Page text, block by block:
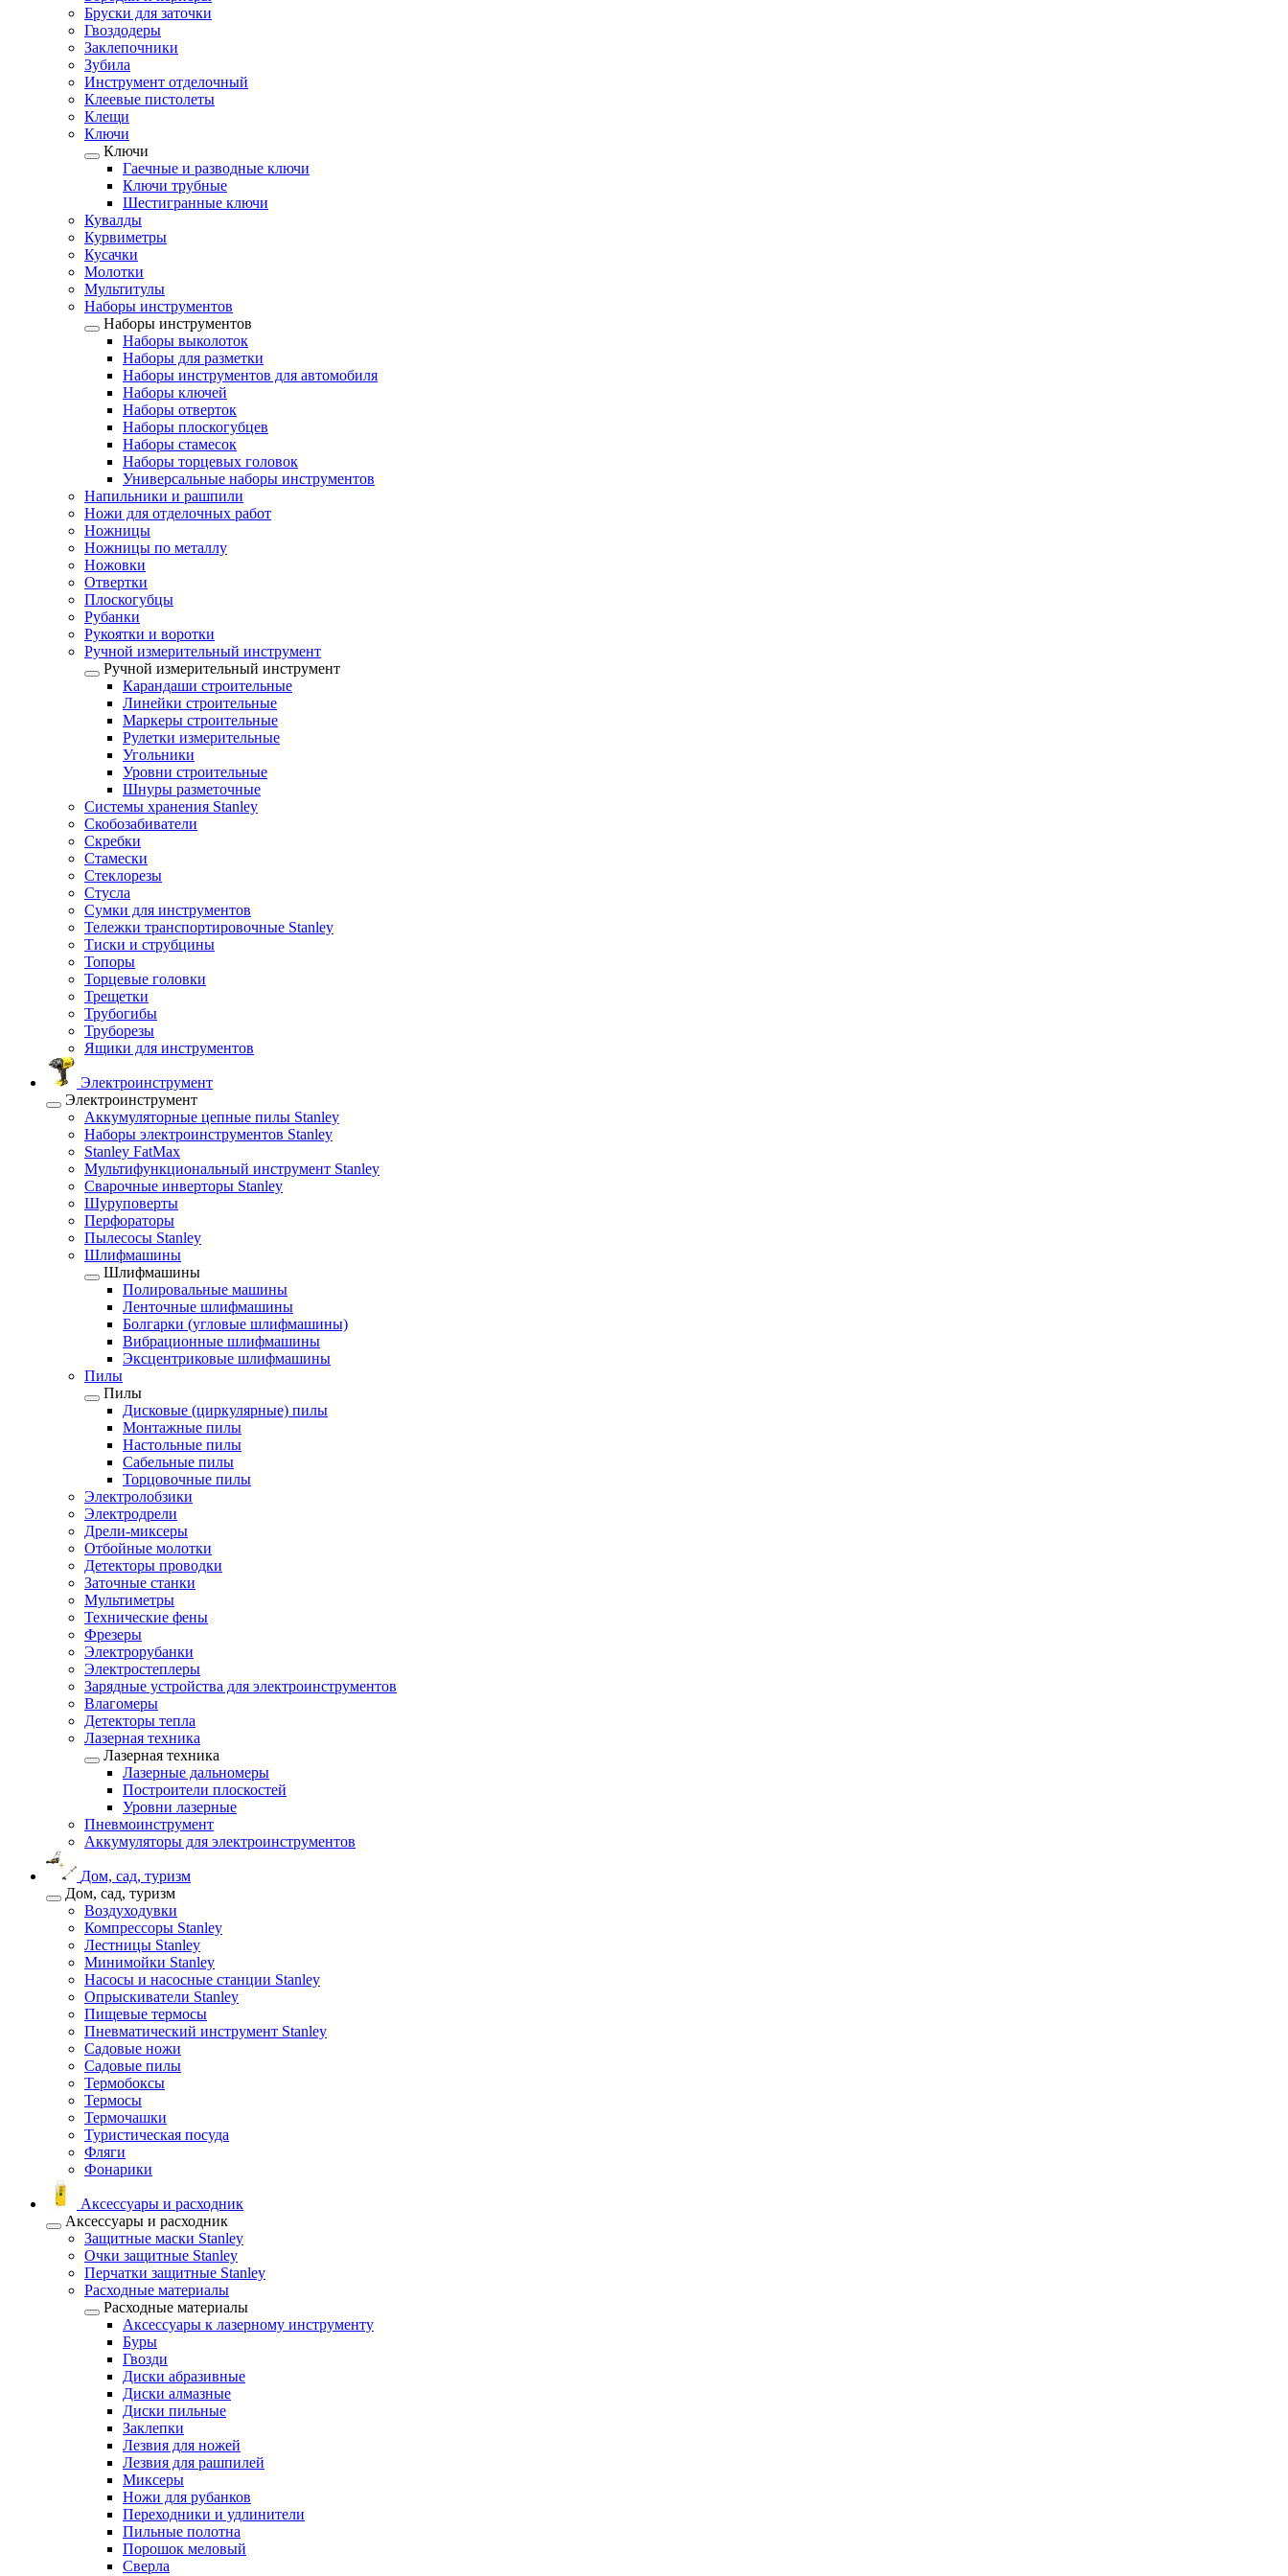
Бруски для заточки
Гвоздодеры
Заклепочники
Зубила
Инструмент отделочный
Клеевые пистолеты
Клещи
Ключи
Ключи
Гаечные и разводные ключи
Ключи трубные
Шестигранные ключи
Кувалды
Курвиметры
Кусачки
Молотки
Мультитулы
Наборы инструментов
Наборы инструментов
Наборы выколоток
Наборы для разметки
Наборы инструментов для автомобиля
Наборы ключей
Наборы отверток
Наборы плоскогубцев
Наборы стамесок
Наборы торцевых головок
Универсальные наборы инструментов
Напильники и рашпили
Ножи для отделочных работ
Ножницы
Ножницы по металлу
Ножовки
Отвертки
Плоскогубцы
Рубанки
Рукоятки и воротки
Ручной измерительный инструмент
Ручной измерительный инструмент
Карандаши строительные
Линейки строительные
Маркеры строительные
Рулетки измерительные
Угольники
Уровни строительные
Шнуры разметочные
Системы хранения Stanley
Скобозабиватели
Скребки
Стамески
Стеклорезы
Стусла
Сумки для инструментов
Тележки транспортировочные Stanley
Тиски и струбцины
Топоры
Торцевые головки
Трещетки
Трубогибы
Труборезы
Ящики для инструментов
Электроинструмент
Электроинструмент
Аккумуляторные цепные пилы Stanley
Наборы электроинструментов Stanley
Stanley FatMax
Мультифункциональный инструмент Stanley
Сварочные инверторы Stanley
Шуруповерты
Перфораторы
Пылесосы Stanley
Шлифмашины
Шлифмашины
Полировальные машины
Ленточные шлифмашины
Болгарки (угловые шлифмашины)
Вибрационные шлифмашины
Эксцентриковые шлифмашины
Пилы
Пилы
Дисковые (циркулярные) пилы
Монтажные пилы
Настольные пилы
Сабельные пилы
Торцовочные пилы
Электролобзики
Электродрели
Дрели-миксеры
Отбойные молотки
Детекторы проводки
Заточные станки
Мультиметры
Технические фены
Фрезеры
Электрорубанки
Электростеплеры
Зарядные устройства для электроинструментов
Влагомеры
Детекторы тепла
Лазерная техника
Лазерная техника
Лазерные дальномеры
Построители плоскостей
Уровни лазерные
Пневмоинструмент
Аккумуляторы для электроинструментов
Дом, сад, туризм
Дом, сад, туризм
Воздуходувки
Компрессоры Stanley
Лестницы Stanley
Минимойки Stanley
Насосы и насосные станции Stanley
Опрыскиватели Stanley
Пищевые термосы
Пневматический инструмент Stanley
Садовые ножи
Садовые пилы
Термобоксы
Термосы
Термочашки
Туристическая посуда
Фляги
Фонарики
Аксессуары и расходник
Аксессуары и расходник
Защитные маски Stanley
Очки защитные Stanley
Перчатки защитные Stanley
Расходные материалы
Расходные материалы
Аксессуары к лазерному инструменту
Буры
Гвозди
Диски абразивные
Диски алмазные
Диски пильные
Заклепки
Лезвия для ножей
Лезвия для рашпилей
Миксеры
Ножи для рубанков
Переходники и удлинители
Пильные полотна
Порошок меловый
Сверла